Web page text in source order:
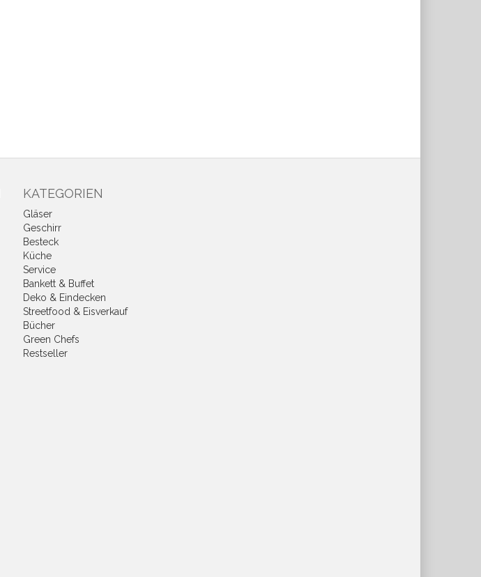
KATEGORIEN
Gläser
Geschirr
Besteck
Küche
Service
Bankett & Buffet
Deko & Eindecken
Streetfood & Eisverkauf
Bücher
Green Chefs
Restseller